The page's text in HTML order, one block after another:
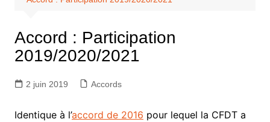
Accord : Participation
2019/2020/2021
2 juin 2019 Accords
Identique à l’accord de 2016 pour lequel la CFDT a